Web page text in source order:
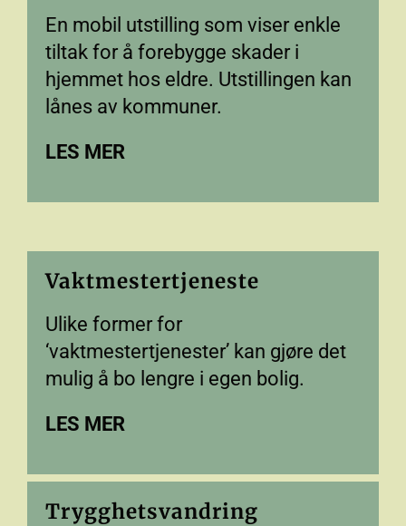
En mobil utstilling som viser enkle
tiltak for å forebygge skader i
hjemmet hos eldre. Utstillingen kan
lånes av kommuner.
LES MER
Vaktmestertjeneste
Ulike former for
‘vaktmestertjenester’ kan gjøre det
mulig å bo lengre i egen bolig.
LES MER
Trygghetsvandring